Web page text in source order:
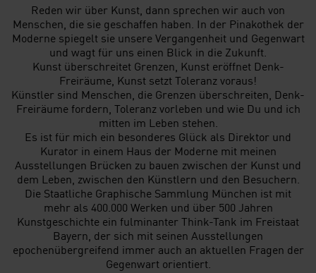
Reden wir über Kunst, dann sprechen wir auch von
Menschen, die sie geschaffen haben. In der Pinakothek der
Moderne spiegelt sie unsere Vergangenheit und Gegenwart
und wagt für uns einen Blick in die Zukunft.
Kunst überschreitet Grenzen, Kunst eröffnet Denk-
Freiräume, Kunst setzt Toleranz voraus!
Künstler sind Menschen, die Grenzen überschreiten, Denk-
Freiräume fordern, Toleranz vorleben und wie Du und ich
mitten im Leben stehen.
Es ist für mich ein besonderes Glück als Direktor und
Kurator in einem Haus der Moderne mit meinen
Ausstellungen Brücken zu bauen zwischen der Kunst und
dem Leben, zwischen den Künstlern und den Besuchern.
Die Staatliche Graphische Sammlung München ist mit
mehr als 400.000 Werken und über 500 Jahren
Kunstgeschichte ein fulminanter Think-Tank im Freistaat
Bayern, der sich mit seinen Ausstellungen
epochenübergreifend immer auch an aktuellen Fragen der
Gegenwart orientiert.